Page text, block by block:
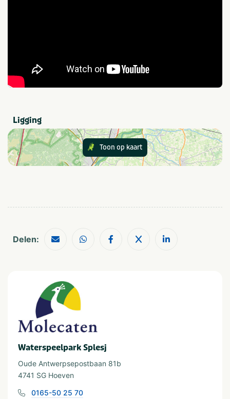
VeBON gecertificeerd
Nee
Provincie(s) en streek
Noord-Brabant
Ligging
Toon op kaart
Delen:
Waterspeelpark Splesj
Oude Antwerpsepostbaan 81b
4741 SG Hoeven
0165-50 25 70